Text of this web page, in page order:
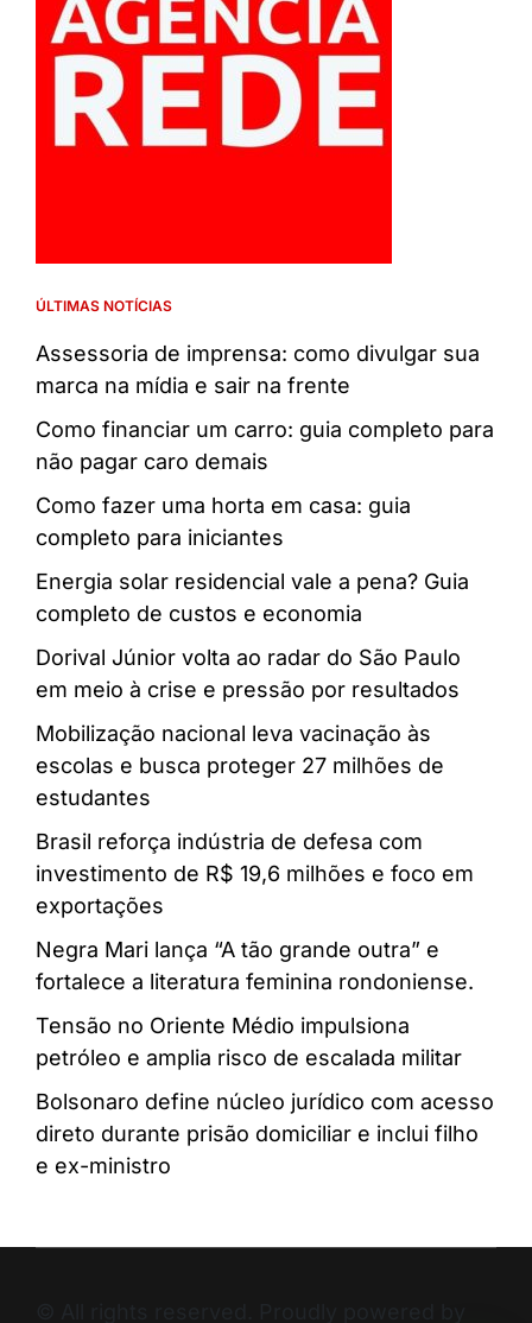
ÚLTIMAS NOTÍCIAS
Assessoria de imprensa: como divulgar sua
marca na mídia e sair na frente
Como financiar um carro: guia completo para
não pagar caro demais
Como fazer uma horta em casa: guia
completo para iniciantes
Energia solar residencial vale a pena? Guia
completo de custos e economia
Dorival Júnior volta ao radar do São Paulo
em meio à crise e pressão por resultados
Mobilização nacional leva vacinação às
escolas e busca proteger 27 milhões de
estudantes
Brasil reforça indústria de defesa com
investimento de R$ 19,6 milhões e foco em
exportações
Negra Mari lança “A tão grande outra” e
fortalece a literatura feminina rondoniense.
Tensão no Oriente Médio impulsiona
petróleo e amplia risco de escalada militar
Bolsonaro define núcleo jurídico com acesso
direto durante prisão domiciliar e inclui filho
e ex-ministro